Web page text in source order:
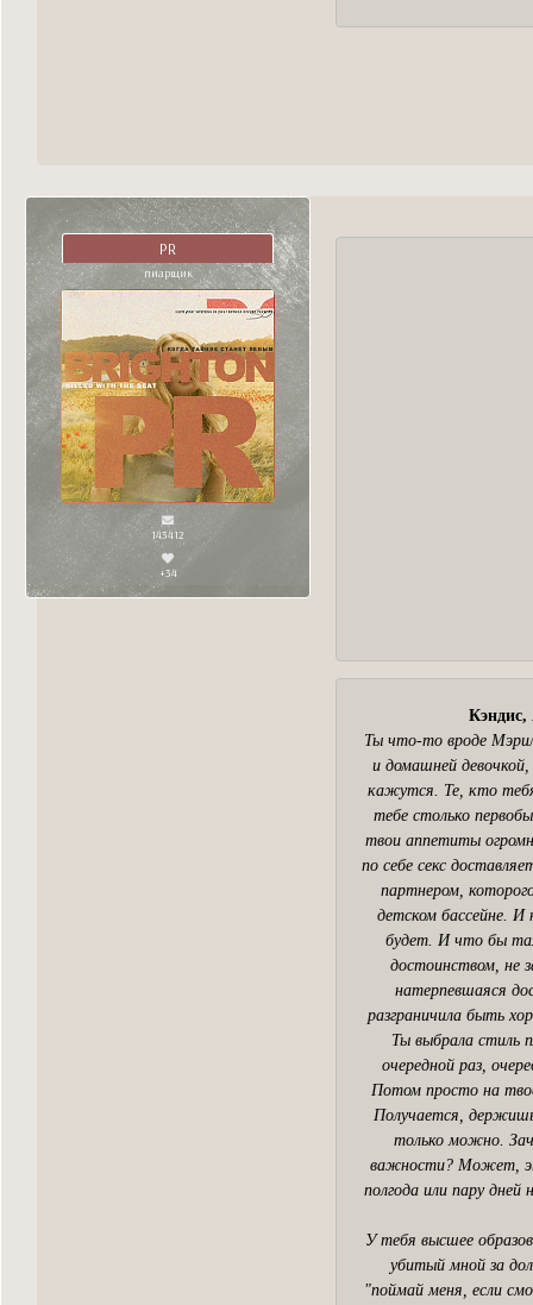
PR
пиарщик
143412
+34
Кэндис,
Ты что-то вроде
и домашней
кажутся. Те, кто тебя
тебе столько
твои аппетиты
по себе секс
партнером,
детском бассейне. И
будет. И что бы
достоинством, не
натерпевшаяся
разграничила быть
Ты выбрала стиль
очередной раз,
Потом просто на
Получается,
только можно.
важности? Может,
полгода или пару
У тебя высшее
убитый мной за
"поймай меня, если